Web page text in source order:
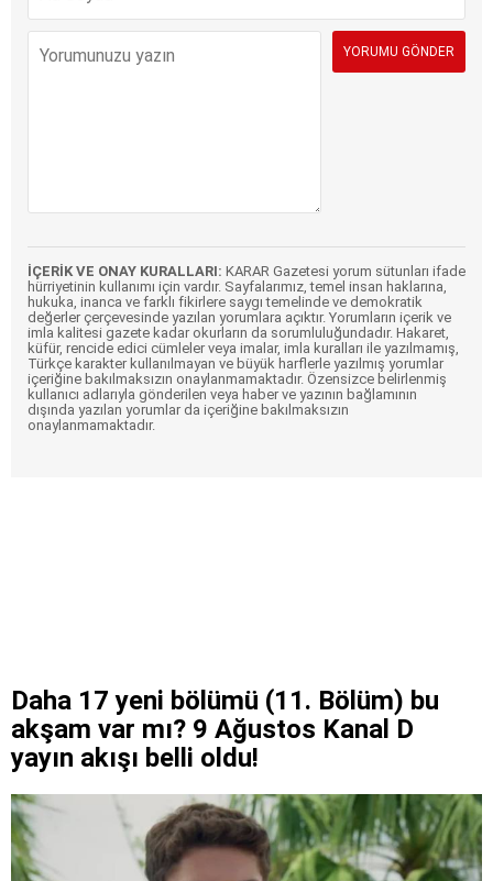
İÇERİK VE ONAY KURALLARI: KARAR Gazetesi yorum sütunları ifade
hürriyetinin kullanımı için vardır. Sayfalarımız, temel insan haklarına,
hukuka, inanca ve farklı fikirlere saygı temelinde ve demokratik
değerler çerçevesinde yazılan yorumlara açıktır. Yorumların içerik ve
imla kalitesi gazete kadar okurların da sorumluluğundadır. Hakaret,
küfür, rencide edici cümleler veya imalar, imla kuralları ile yazılmamış,
Türkçe karakter kullanılmayan ve büyük harflerle yazılmış yorumlar
içeriğine bakılmaksızın onaylanmamaktadır. Özensizce belirlenmiş
kullanıcı adlarıyla gönderilen veya haber ve yazının bağlamının
dışında yazılan yorumlar da içeriğine bakılmaksızın
onaylanmamaktadır.
Daha 17 yeni bölümü (11. Bölüm) bu
akşam var mı? 9 Ağustos Kanal D
yayın akışı belli oldu!